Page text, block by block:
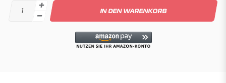
IN DEN WARENKORB